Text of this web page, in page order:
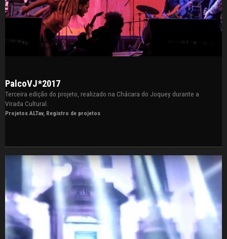
PalcoVJ*2017
Terceira edição do projeto, realizado na Chácara do Joquey durante a
Virada Cultural.
Projetos ALTav, Registro de projetos